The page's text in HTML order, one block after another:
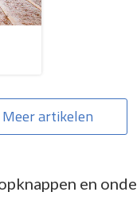
Meer artikelen
en